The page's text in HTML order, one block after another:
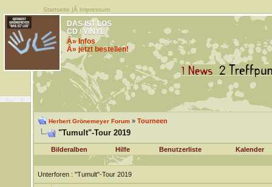
Startseite |Â Impressum
DAS IST LOS
CD / VINYL
Â» Infos
Â» jetzt bestellen!
Herbert Grönemeyer Forum» Tourneen
"Tumult"-Tour 2019
Bilderalben Hilfe Benutzerliste Kalender
Unterforen: "Tumult"-Tour 2019